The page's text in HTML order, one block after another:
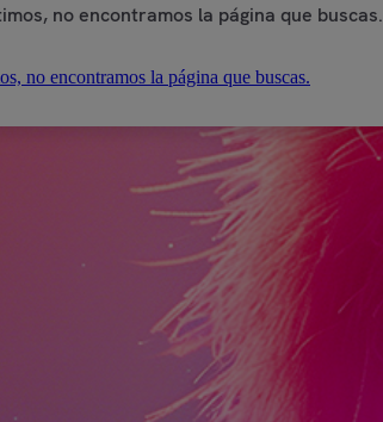
no encontramos la página que buscas.
no encontramos la página que buscas.